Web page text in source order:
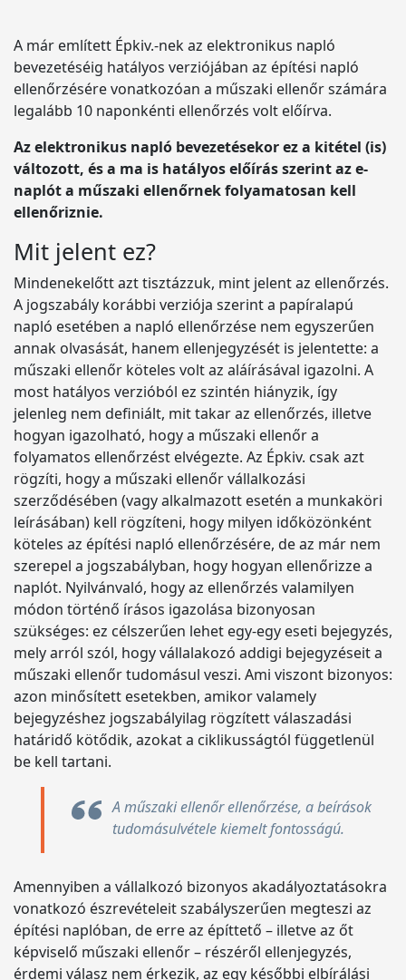
A már említett Épkiv.-nek az elektronikus napló
bevezetéséig hatályos verziójában az építési napló
ellenőrzésére vonatkozóan a műszaki ellenőr számára
legalább 10 naponkénti ellenőrzés volt előírva.
Az elektronikus napló bevezetésekor ez a kitétel (is)
változott, és a ma is hatályos előírás szerint az e-
naplót a műszaki ellenőrnek folyamatosan kell
ellenőriznie.
Mit jelent ez?
Mindenekelőtt azt tisztázzuk, mint jelent az ellenőrzés.
A jogszabály korábbi verziója szerint a papíralapú
napló esetében a napló ellenőrzése nem egyszerűen
annak olvasását, hanem ellenjegyzését is jelentette: a
műszaki ellenőr köteles volt az aláírásával igazolni. A
most hatályos verzióból ez szintén hiányzik, így
jelenleg nem definiált, mit takar az ellenőrzés, illetve
hogyan igazolható, hogy a műszaki ellenőr a
folyamatos ellenőrzést elvégezte. Az Épkiv. csak azt
rögzíti, hogy a műszaki ellenőr vállalkozási
szerződésében (vagy alkalmazott esetén a munkaköri
leírásában) kell rögzíteni, hogy milyen időközönként
köteles az építési napló ellenőrzésére, de az már nem
szerepel a jogszabályban, hogy hogyan ellenőrizze a
naplót. Nyilvánvaló, hogy az ellenőrzés valamilyen
módon történő írásos igazolása bizonyosan
szükséges: ez célszerűen lehet egy-egy eseti bejegyzés,
mely arról szól, hogy vállalakozó addigi bejegyzéseit a
műszaki ellenőr tudomásul veszi. Ami viszont bizonyos:
azon minősített esetekben, amikor valamely
bejegyzéshez jogszabályilag rögzített válaszadási
határidő kötődik, azokat a ciklikusságtól függetlenül
be kell tartani.
A műszaki ellenőr ellenőrzése, a beírások
tudomásulvétele kiemelt fontosságú.
Amennyiben a vállalkozó bizonyos akadályoztatásokra
vonatkozó észrevételeit szabályszerűen megteszi az
építési naplóban, de erre az építtető – illetve az őt
képviselő műszaki ellenőr – részéről ellenjegyzés,
érdemi válasz nem érkezik, az egy későbbi elbírálási